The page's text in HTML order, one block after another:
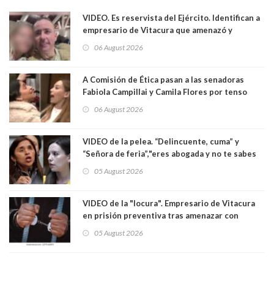
VIDEO. Es reservista del Ejército. Identifican a
empresario de Vitacura que amenazó y
al "ring raja". Se trata de Andrés Arrieta y la
06 August 2026
A Comisión de Ética pasan a las senadoras
Fabiola Campillai y Camila Flores por tenso
06 August 2026
VIDEO de la pelea. “Delincuente, cuma” y
“Señora de feria”,"eres abogada y no te sabes
senadoras Camila Flores y Fabiola Campillai en
05 August 2026
VIDEO de la "locura". Empresario de Vitacura
en prisión preventiva tras amenazar con
Los persiguió en potente camioneta
05 August 2026